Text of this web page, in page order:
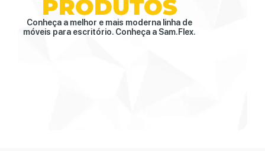
PRODUTOS
Conheça a melhor e mais moderna linha de
móveis para escritório. Conheça a Sam.Flex.